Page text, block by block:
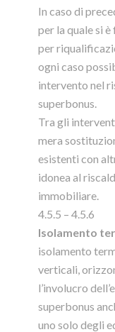
In caso di
per la quale si
per
ogni caso
intervento nel
superbonus.
Tra gli
mera
esistenti con
idonea al
immobiliare.
4.5.5 – 4.5.6
Isolamento
isolamento
verticali,
l’involucro
superbonus
uno solo degli